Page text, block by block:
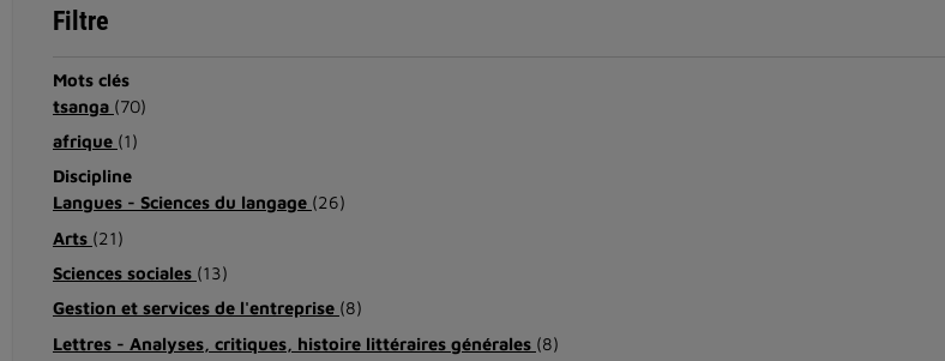
Filtre
Mots clés
tsanga (70)
afrique (1)
Discipline
Langues - Sciences du langage (26)
Arts (21)
Sciences sociales (13)
Gestion et services de l'entreprise (8)
Lettres - Analyses, critiques, histoire littéraires générales (8)